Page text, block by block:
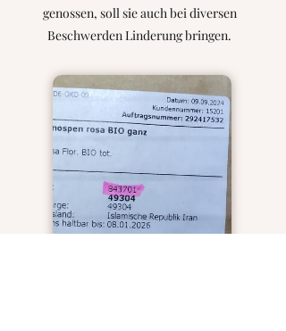
genossen, soll sie auch bei diversen
Beschwerden Linderung bringen.